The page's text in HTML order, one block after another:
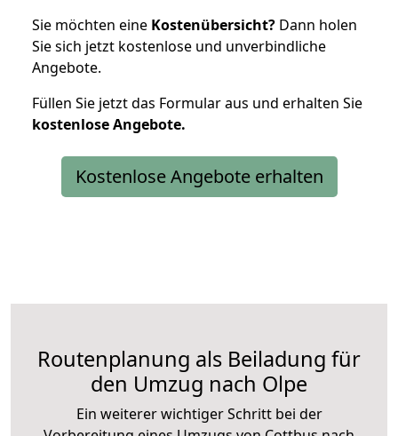
Sie möchten eine Kostenübersicht? Dann holen
Sie sich jetzt kostenlose und unverbindliche
Angebote.
Füllen Sie jetzt das Formular aus und erhalten Sie
kostenloseAngebote.
Kostenlose Angebote erhalten
Routenplanung als Beiladung für
den Umzug nach Olpe
Ein weiterer wichtiger Schritt bei der